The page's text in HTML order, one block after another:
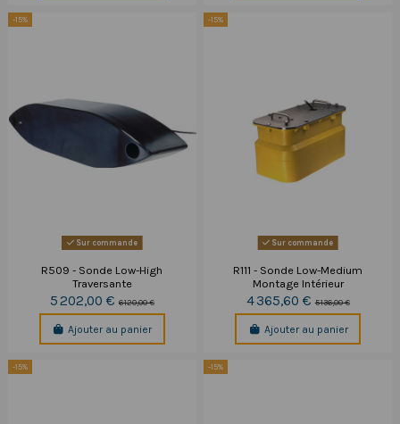
-15%
Sur commande
R509 - Sonde Low-High
Traversante
5 202,00 € 6 120,00 €
Ajouter au panier
-15%
Sur commande
R111 - Sonde Low-Medium
Montage Intérieur
4 365,60 €5 136,00 €
Ajouter au panier
-15% -15%